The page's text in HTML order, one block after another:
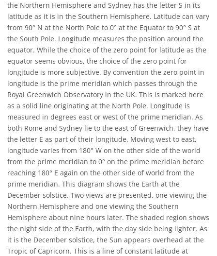
the Northern Hemisphere and Sydney has the letter S in its
latitude as it is in the Southern Hemisphere. Latitude can vary
from 90° N at the North Pole to 0° at the Equator to 90° S at
the South Pole. Longitude measures the position around the
equator. While the choice of the zero point for latitude as the
equator seems obvious, the choice of the zero point for
longitude is more subjective. By convention the zero point in
longitude is the prime meridian which passes through the
Royal Greenwich Observatory in the UK. This is marked here
as a solid line originating at the North Pole. Longitude is
measured in degrees east or west of the prime meridian. As
both Rome and Sydney lie to the east of Greenwich, they have
the letter E as part of their longitude. Moving west to east,
longitude varies from 180° W on the other side of the world
from the prime meridian to 0° on the prime meridian before
reaching 180° E again on the other side of world from the
prime meridian. This diagram shows the Earth at the
December solstice. Two views are presented, one viewing the
Northern Hemisphere and one viewing the Southern
Hemisphere about nine hours later. The shaded region shows
the night side of the Earth, with the day side being lighter. As
it is the December solstice, the Sun appears overhead at the
Tropic of Capricorn. This is a line of constant latitude at